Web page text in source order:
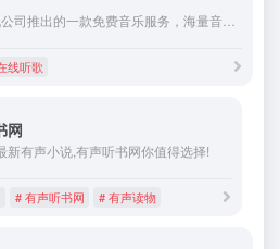
QQ音乐是腾讯公司推出的一款免费音乐服务，海量音乐在线试听、最流行音乐在线首发、歌词翻译、手机铃声下载、高品质音乐试听、正版音乐下载、免费空间背景音乐设置、MV观看等，是互联网音乐播放和下载的首选
线听歌
网
新有声小说,有声听书网你值得选择!
# 有声听书网 # 有声读物